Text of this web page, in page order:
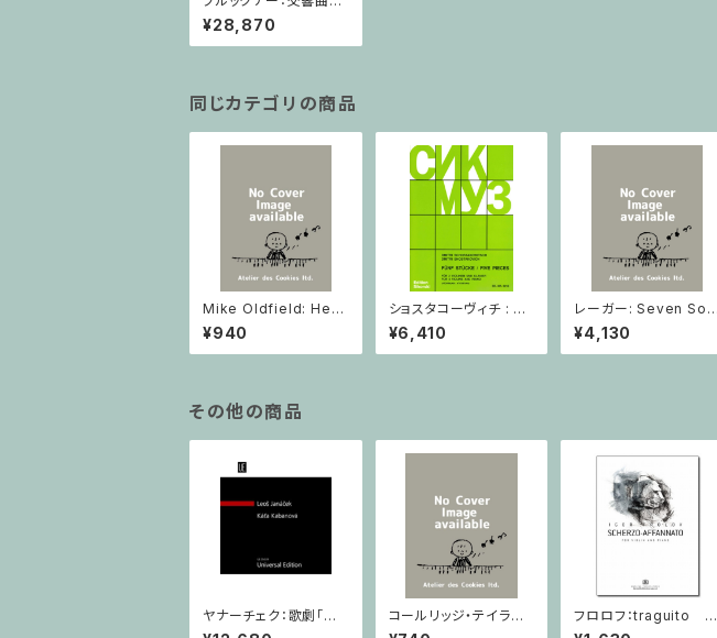
1番リンツ稿ノヴァーク
版 / フルスコア
¥28,870
同じカテゴリの商品
Mike Oldfield: Herg
est Ridge / ピアノ
¥940
ショスタコーヴィチ : 2
つのヴァイオリンとピア
ノのための 5つの小品 /
ヴァイオリン2とピアノ
¥6,410
レーガー: Seven Son
atas op. 91 Heft 2 /
ヴァイオリン
¥4,130
その他の商品
ヤナーチェク：歌劇「カ
ーチャ・カヴァノヴァー」
コールリッジ・テイラー：
ディープリバー Op.59,
フロロフ：traguito ア
ルメイダの主題による